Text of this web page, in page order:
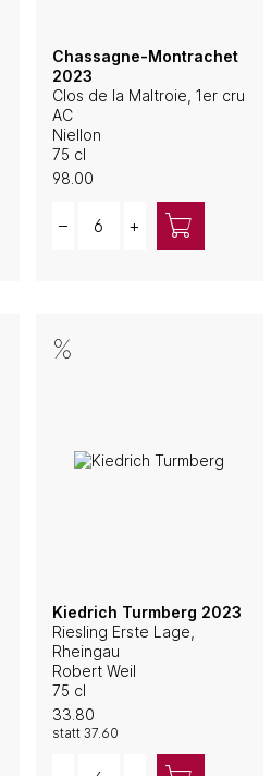
Chassagne-Montrachet
2023
Clos de la Maltroie, 1er cru
AC
Niellon
75 cl
98.00
– +
Kiedrich Turmberg 2023
Riesling Erste Lage,
Rheingau
Robert Weil
75 cl
33.80
statt 37.60